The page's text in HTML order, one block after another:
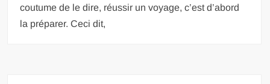
coutume de le dire, réussir un voyage, c’est d’abord
la préparer. Ceci dit,